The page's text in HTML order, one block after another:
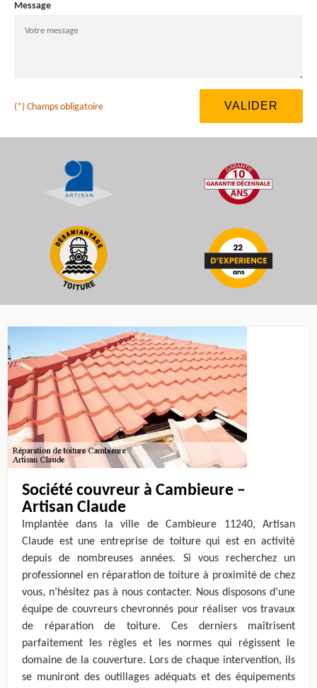
Message
(*) Champs obligatoire
Société couvreur à Cambieure –
Artisan Claude
Implantée dans la ville de Cambieure 11240, Artisan
Claude est une entreprise de toiture qui est en activité
depuis de nombreuses années. Si vous recherchez un
professionnel en réparation de toiture à proximité de chez
vous, n’hésitez pas à nous contacter. Nous disposons d’une
équipe de couvreurs chevronnés pour réaliser vos travaux
de réparation de toiture. Ces derniers maîtrisent
parfaitement les règles et les normes qui régissent le
domaine de la couverture. Lors de chaque intervention, ils
se muniront des outillages adéquats et des équipements